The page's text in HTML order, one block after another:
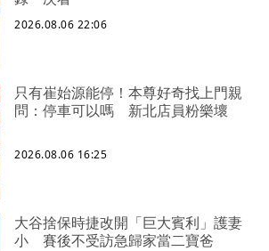
2026.08.06 22:06
只有崔始源能停！本尊好奇找上門親
問：停車可以嗎 新北店員粉樂壞
2026.08.06 16:25
大谷捨保時捷改開「巨大賓利」護妻
小 賽後不受訪急歸家當二寶爸